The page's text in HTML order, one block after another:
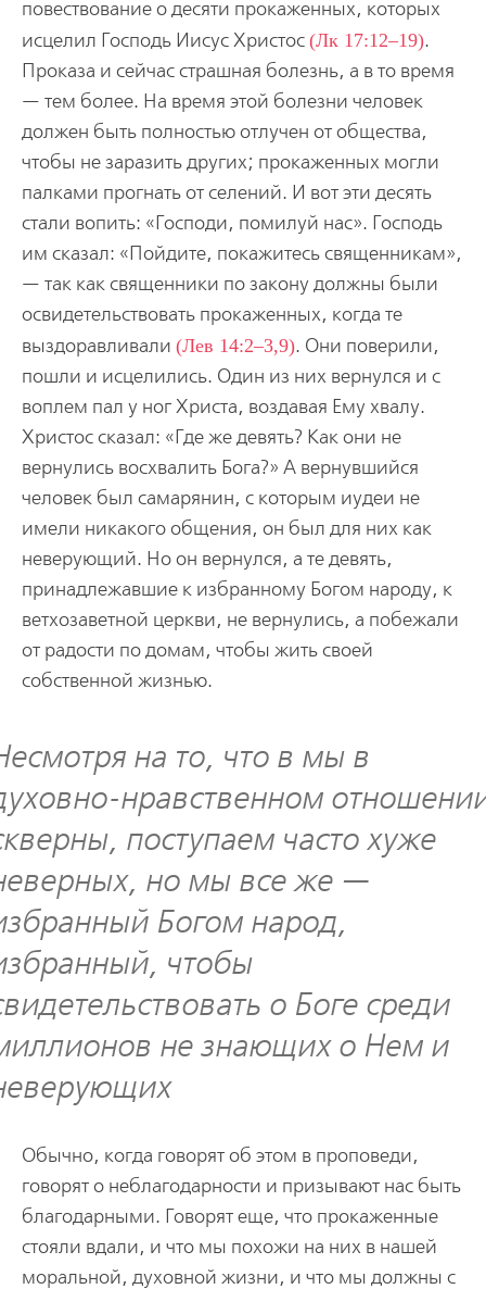
повествование о десяти прокаженных, которых
исцелил Господь Иисус Христос (Лк 17:12–19).
Проказа и сейчас страшная болезнь, а в то время
— тем более. На время этой болезни человек
должен быть полностью отлучен от общества,
чтобы не заразить других; прокаженных могли
палками прогнать от селений. И вот эти десять
стали вопить: «Господи, помилуй нас». Господь
им сказал: «Пойдите, покажитесь священникам»,
— так как священники по закону должны были
освидетельствовать прокаженных, когда те
выздоравливали (Лев 14:2–3,9). Они поверили,
пошли и исцелились. Один из них вернулся и с
воплем пал у ног Христа, воздавая Ему хвалу.
Христос сказал: «Где же девять? Как они не
вернулись восхвалить Бога?» А вернувшийся
человек был самарянин, с которым иудеи не
имели никакого общения, он был для них как
неверующий. Но он вернулся, а те девять,
принадлежавшие к избранному Богом народу, к
ветхозаветной церкви, не вернулись, а побежали
от радости по домам, чтобы жить своей
собственной жизнью.
на то, что в мы в
нравственном
поступаем часто хуже
но мы все же —
Богом народ,
чтобы
о Боге среди
не знающих о Нем и
Обычно, когда говорят об этом в проповеди,
говорят о неблагодарности и призывают нас быть
благодарными. Говорят еще, что прокаженные
стояли вдали, и что мы похожи на них в нашей
моральной, духовной жизни, и что мы должны с